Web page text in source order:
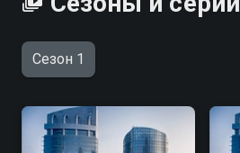
Сезон 1